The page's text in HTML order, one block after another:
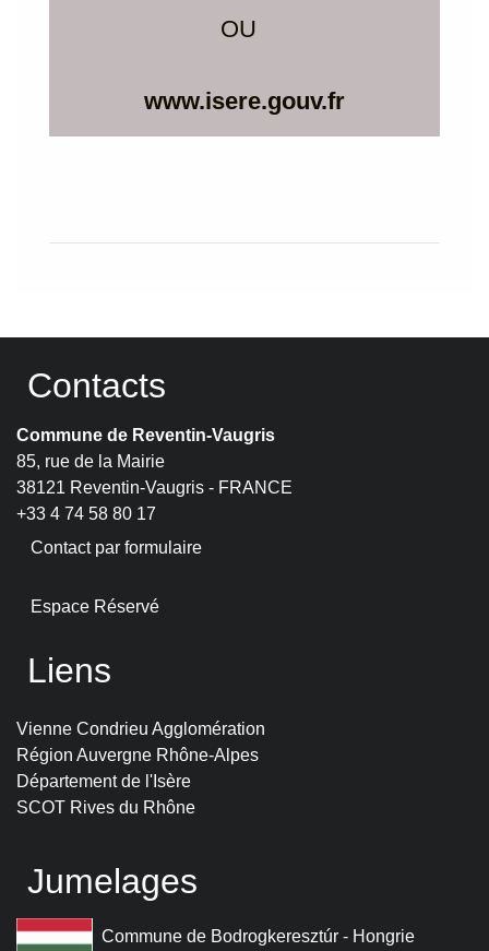
OU
www.isere.gouv.fr
Contacts
Commune de Reventin-Vaugris
85, rue de la Mairie
38121 Reventin-Vaugris - FRANCE
+33 4 74 58 80 17
Contact par formulaire
Espace Réservé
Liens
Vienne Condrieu Agglomération
Région Auvergne Rhône-Alpes
Département de l'Isère
SCOT Rives du Rhône
Jumelages
Commune de Bodrogkeresztúr - Hongrie